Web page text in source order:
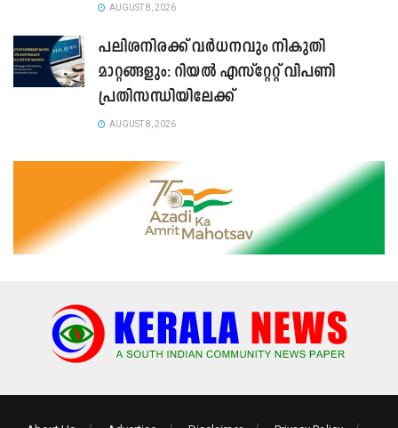
AUGUST 8, 2026
പലിശനിരക്ക് വർധനവും നികുതി
മാറ്റങ്ങളും: റിയൽ എസ്റ്റേറ്റ് വിപണി
പ്രതിസന്ധിയിലേക്ക്
AUGUST 8, 2026